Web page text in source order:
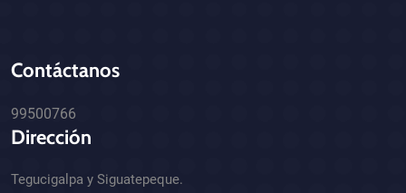
Contáctanos
99500766
Dirección
Tegucigalpa y Siguatepeque.